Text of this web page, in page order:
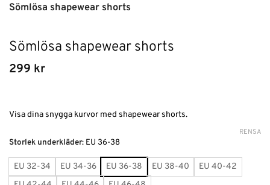
Sömlösa shapewear shorts
Sömlösa shapewear shorts
299 kr
Visa dina snygga kurvor med shapewear shorts.
Storlek underkläder: EU 36-38
EU 32-34 EU 34-36 EU 36-38 EU 38-40
EU 40-42
RENSA
Alternative: